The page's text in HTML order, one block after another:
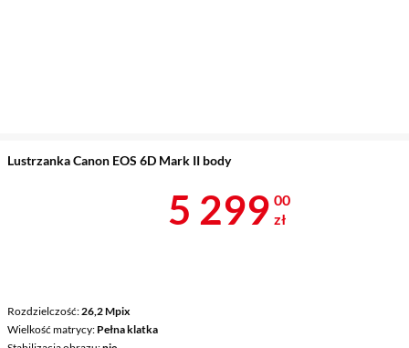
Lustrzanka Canon EOS 6D Mark II body
Rozdzielczość 26,2 Mpix
Wielkość matrycy Pełna klatka
Cena 5 299 zł
5 299 00
zł